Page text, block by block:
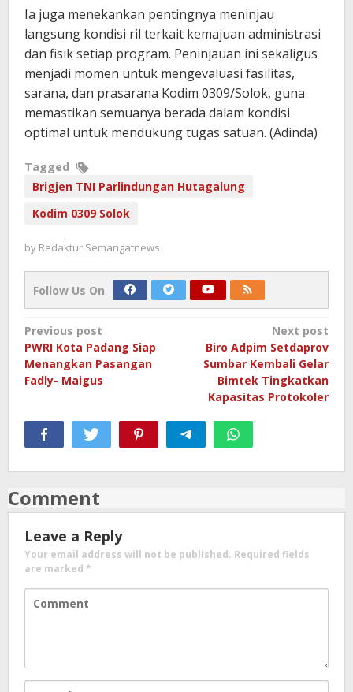
Ia juga menekankan pentingnya meninjau
langsung kondisi ril terkait kemajuan administrasi
dan fisik setiap program. Peninjauan ini sekaligus
menjadi momen untuk mengevaluasi fasilitas,
sarana, dan prasarana Kodim 0309/Solok, guna
memastikan semuanya berada dalam kondisi
optimal untuk mendukung tugas satuan. (Adinda)
Tagged
Brigjen TNI Parlindungan Hutagalung
Kodim 0309 Solok
by Redaktur Semangatnews
Follow Us On
Post
navigation
Previous post
PWRI Kota Padang Siap
Menangkan Pasangan
Fadly- Maigus
Next post
Biro Adpim Setdaprov
Sumbar Kembali Gelar
Bimtek Tingkatkan
Kapasitas Protokoler
Comment
Leave a Reply
Your email address will not be published. Required fields
are marked *